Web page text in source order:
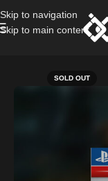
Skip to navigation
Skip to main content
SOLD OUT